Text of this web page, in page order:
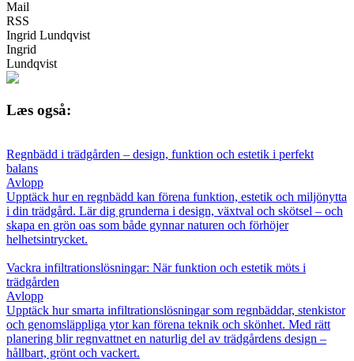
Mail
RSS
Ingrid Lundqvist
Ingrid
Lundqvist
Læs også:
Regnbädd i trädgården – design, funktion och estetik i perfekt
balans
Avlopp
Upptäck hur en regnbädd kan förena funktion, estetik och miljönytta
i din trädgård. Lär dig grunderna i design, växtval och skötsel – och
skapa en grön oas som både gynnar naturen och förhöjer
helhetsintrycket.
Vackra infiltrationslösningar: När funktion och estetik möts i
trädgården
Avlopp
Upptäck hur smarta infiltrationslösningar som regnbäddar, stenkistor
och genomsläppliga ytor kan förena teknik och skönhet. Med rätt
planering blir regnvattnet en naturlig del av trädgårdens design –
hållbart, grönt och vackert.